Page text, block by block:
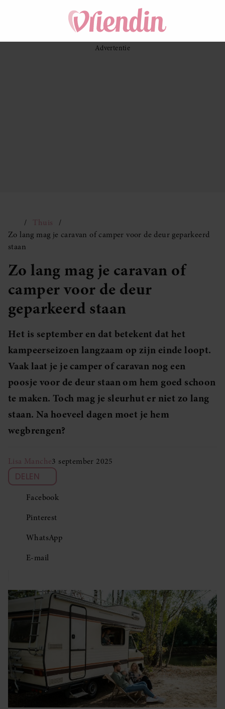
Thuis
Zo lang mag je caravan of camper voor de deur geparkeerd
staan
Zo lang mag je caravan of
camper voor de deur
geparkeerd staan
Het is september en dat betekent dat het
kampeerseizoen langzaam op zijn einde loopt.
Vaak laat je je camper of caravan nog een
poosje voor de deur staan om hem goed schoon
te maken. Toch mag je sleurhut er niet zo lang
staan. Na hoeveel dagen moet je hem
wegbrengen?
Lisa Manche3 september 2025
DELEN
Facebook
Pinterest
WhatsApp
E-mail